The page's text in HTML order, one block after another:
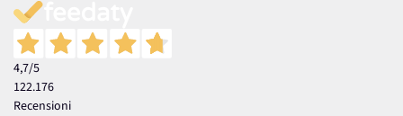
4,7/5
122.176
Recensioni